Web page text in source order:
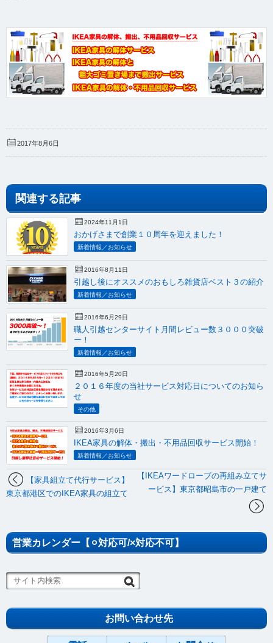
2017年8月6日
関連する記事
2024年11月1日
おかげさまで創業１０周年を迎えました！
新着情報／お知らせ
2016年8月11日
引越し後にオススメのおもしろ雑貨店ベスト３の紹介
新着情報／お知らせ
2016年6月29日
職人引越センターサイト月間レビュー数３０００突破
ー！
新着情報／お知らせ
2016年5月20日
２０１６年度の当社サービス対応日についてのお知ら
せ
その他
2016年3月6日
IKEA家具の解体・搬出・不用品回収サービス開始！
新着情報／お知らせ
【IKEAワードローブの再組み立てサ
ービス】東京都昭島市の一戸建て
【家具組立て代行サービス】
東京都港区でのIKEA家具の組立て
営業カレンダー【⚪︎対応可/×対応不可】
お問い合わせ先